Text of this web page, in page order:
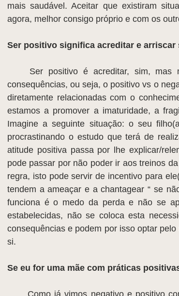
mais saudável. Aceitar que existiram
agora, melhor consigo próprio e com os
Ser positivo significa acreditar e
consequências, ou seja, o positivo vs o
diretamente relacionadas com o
estamos a promover a imaturidade, a
Imagine a seguinte situação: o seu
procrastinando o estudo que terá de
atitude positiva passa por lhe explicar/
pode passar por não poder ir aos treinos
regra, isto pode servir de incentivo para
tendem a ameaçar e a chantagear “ se
funciona é o medo da perda e não se
estabelecidas, não se coloca esta
consequências e podem por isso optar
si.
Se eu for uma mãe com práticas